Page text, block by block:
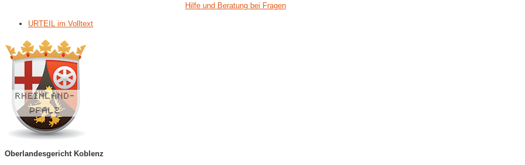
Hilfe und Beratung bei Fragen
URTEIL im Volltext
Oberlandesgericht Koblenz